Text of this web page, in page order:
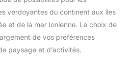
verdoyantes du continent aux îles
et de la mer Ionienne. Le choix de
de vos préférences
paysage et d’activités.